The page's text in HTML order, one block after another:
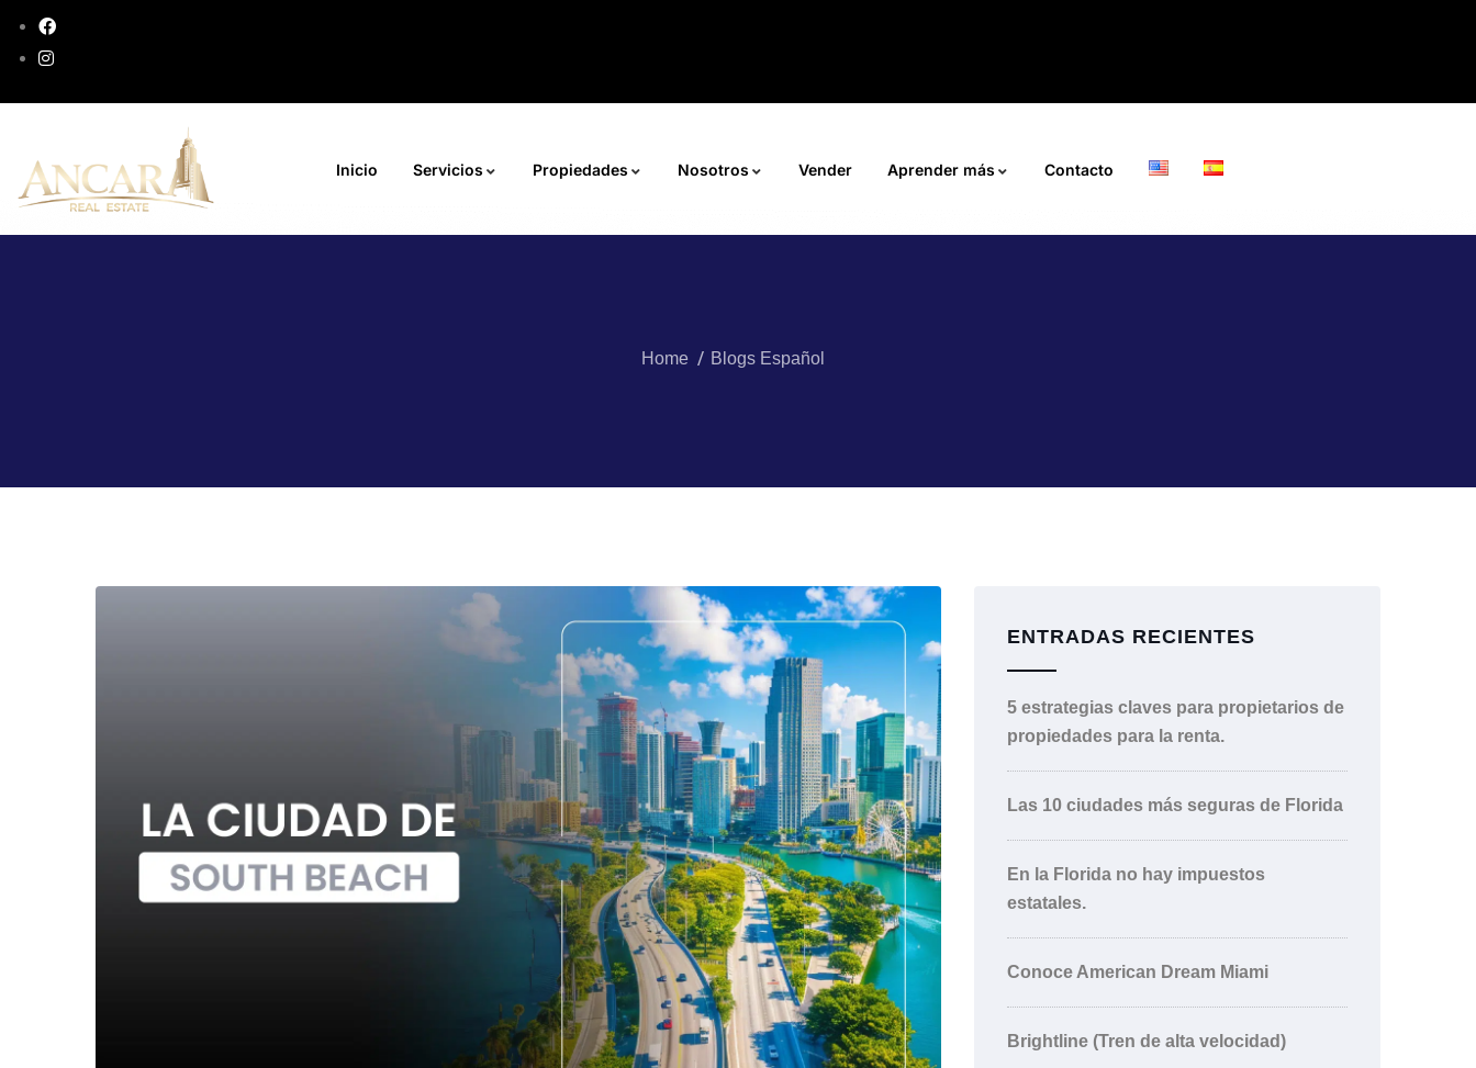
Inicio Servicios Propiedades Nosotros Vender Aprender más Contacto
Home Blogs Español
ENTRADAS RECIENTES
5 estrategias claves para propietarios de
propiedades para la renta.
Las 10 ciudades más seguras de Florida
En la Florida no hay impuestos
estatales.
Conoce American Dream Miami
Brightline (Tren de alta velocidad)